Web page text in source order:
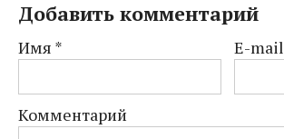
Добавить комментарий
Имя * E-mail
Комментарий